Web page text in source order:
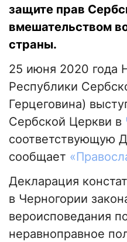
защите прав
вмешательством
страны.
25 июня 2020 года
Республики
Герцеговина)
Сербской Церкви в
соответствующую
сообщает
Декларация
в Черногории
вероисповедания
неравноправное